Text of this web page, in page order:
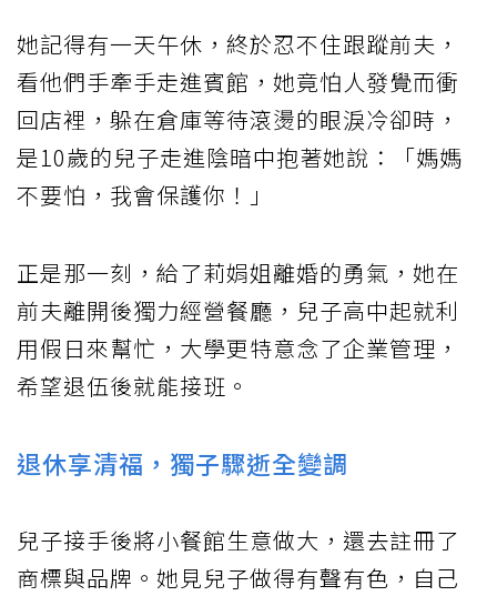
她記得有一天午休，終於忍不住跟蹤前夫，
看他們手牽手走進賓館，她竟怕人發覺而衝
回店裡，躲在倉庫等待滾燙的眼淚冷卻時，
是10歲的兒子走進陰暗中抱著她說：「媽媽
不要怕，我會保護你！」
正是那一刻，給了莉娟姐離婚的勇氣，她在
前夫離開後獨力經營餐廳，兒子高中起就利
用假日來幫忙，大學更特意念了企業管理，
希望退伍後就能接班。
退休享清福，獨子驟逝全變調
兒子接手後將小餐館生意做大，還去註冊了
商標與品牌。她見兒子做得有聲有色，自己